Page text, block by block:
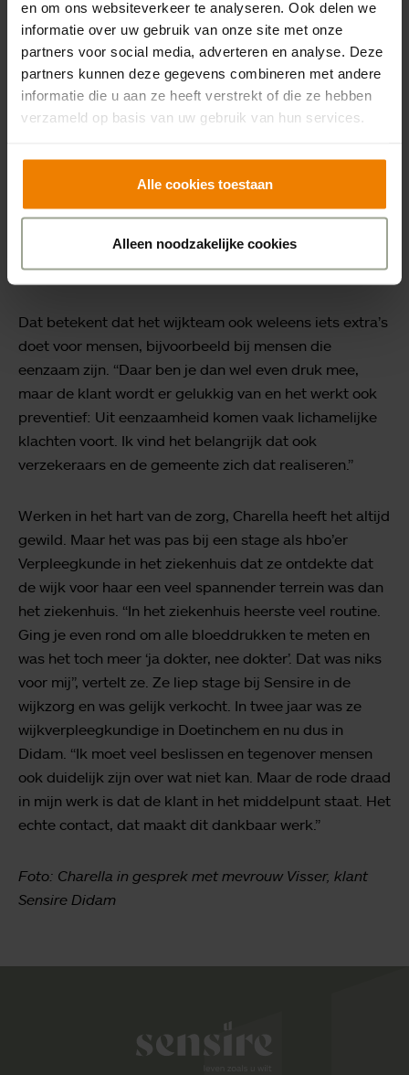
en om ons websiteverkeer te analyseren. Ook delen we
informatie over uw gebruik van onze site met onze
partners voor social media, adverteren en analyse. Deze
partners kunnen deze gegevens combineren met andere
informatie die u aan ze heeft verstrekt of die ze hebben
verzameld op basis van uw gebruik van hun services.
Alle cookies toestaan
Alleen noodzakelijke cookies
gemeente zegt ‘vanuit de Wet Langdurige Zorg kunt u
alle zorg krijgen die u nodig hebt’, moet ik mensen
soms uitleggen dat dat niet helemaal klopt. Je moet
altijd afwegingen maken, dat is ook logisch.”
En er is het verschil tussen theorie en praktijk. “Als op
beginnen om zeven uur ’s morgens, moet worden
oplossing. Anders krijg je het gewoon niet
georganiseerd. Maar uiteindelijk moet je wel echt voor
je klant gaan staan.”
Dat betekent dat het wijkteam ook weleens iets extra’s
doet voor mensen, bijvoorbeeld bij mensen die
eenzaam zijn. “Daar ben je dan wel even druk mee,
maar de klant wordt er gelukkig van en het werkt ook
preventief: Uit eenzaamheid komen vaak lichamelijke
klachten voort. Ik vind het belangrijk dat ook
verzekeraars en de gemeente zich dat realiseren.”
Werken in het hart van de zorg, Charella heeft het altijd
gewild. Maar het was pas bij een stage als hbo’er
Verpleegkunde in het ziekenhuis dat ze ontdekte dat
de wijk voor haar een veel spannender terrein was dan
het ziekenhuis. “In het ziekenhuis heerste veel routine.
Ging je even rond om alle bloeddrukken te meten en
was het toch meer ‘ja dokter, nee dokter’. Dat was niks
voor mij”, vertelt ze. Ze liep stage bij Sensire in de
wijkzorg en was gelijk verkocht. In twee jaar was ze
wijkverpleegkundige in Doetinchem en nu dus in
Didam. “Ik moet veel beslissen en tegenover mensen
ook duidelijk zijn over wat niet kan. Maar de rode draad
in mijn werk is dat de klant in het middelpunt staat. Het
echte contact, dat maakt dit dankbaar werk.”
Foto: Charella in gesprek met mevrouw Visser, klant
Sensire Didam